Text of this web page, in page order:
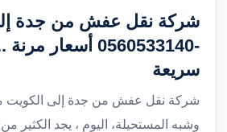
شركة نقل عفش من جدة
-0560533140
سريعة
شركة نقل عفش من جدة إلى الكويت
وشبه المستحيلة، اليوم ، يجد الكثير